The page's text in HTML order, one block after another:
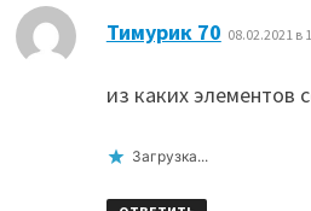
Тимурик 70 08.02.2021 в
из каких элементов
Загрузка...